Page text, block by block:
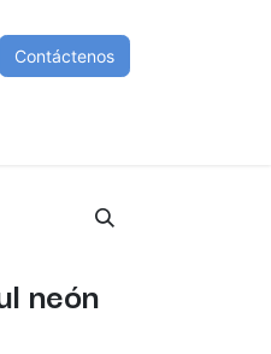
Contáctenos
neón